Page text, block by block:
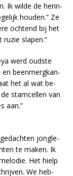
Ik wil­de de her­in­
hou­den.” Ze
och­tend bij het
sla­pen.”
werd oud­ste
en been­merg­kan­
het al wat be­
stam­cel­len van
aan.”
jong­le­
te ma­ken. Ik
Het hielp
We heb­